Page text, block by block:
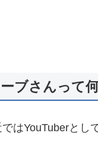
ブさんって
はYouTuberと